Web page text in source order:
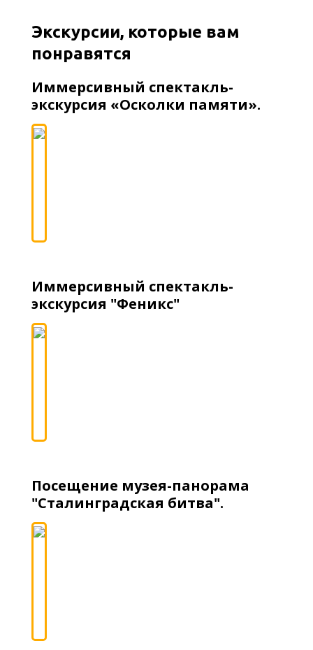
Экскурсии, которые вам
понравятся
Иммерсивный спектакль-
экскурсия «Осколки памяти».
Иммерсивный спектакль-
экскурсия "Феникс"
Посещение музея-панорама
"Сталинградская битва".